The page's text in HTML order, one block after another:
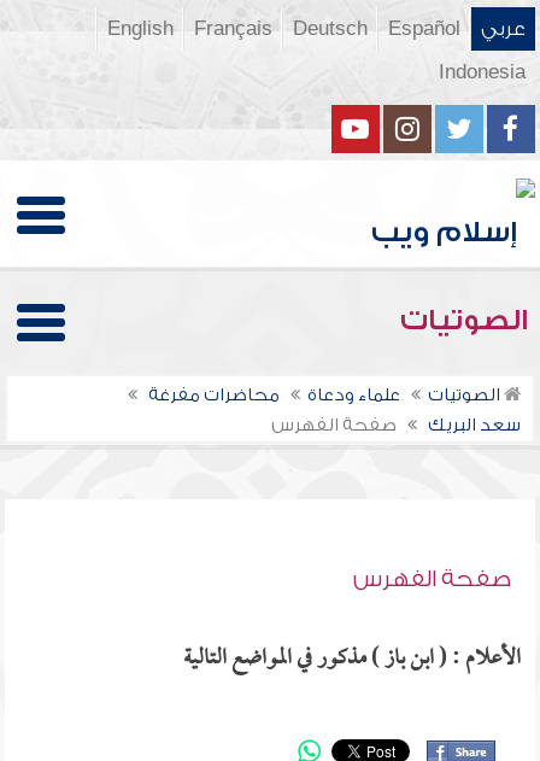
عربي Español
Deutsch
Français
English
Indonesia
الصوتيات
الصوتيات علماء ودعاة
محاضرات مفرغة
سعد البريك
صفحة الفهرس
صفحة الفهرس
الأعلام : ( ابن باز ) مذكور في المواضع التالية